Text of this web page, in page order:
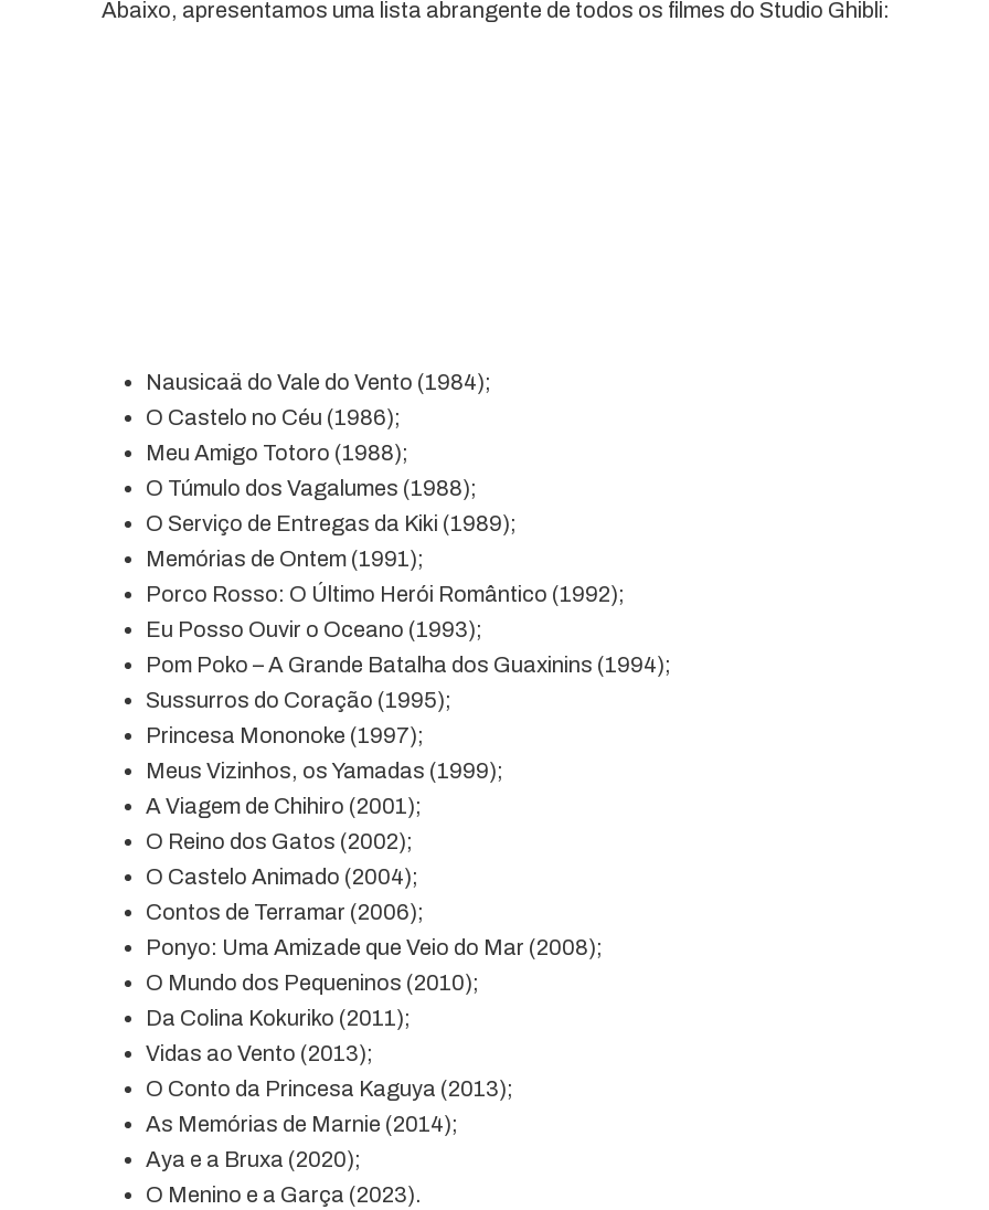
Abaixo, apresentamos uma lista abrangente de todos os filmes do Studio Ghibli:
Nausicaä do Vale do Vento (1984);
O Castelo no Céu (1986);
Meu Amigo Totoro (1988);
O Túmulo dos Vagalumes (1988);
O Serviço de Entregas da Kiki (1989);
Memórias de Ontem (1991);
Porco Rosso: O Último Herói Romântico (1992);
Eu Posso Ouvir o Oceano (1993);
Pom Poko – A Grande Batalha dos Guaxinins (1994);
Sussurros do Coração (1995);
Princesa Mononoke (1997);
Meus Vizinhos, os Yamadas (1999);
A Viagem de Chihiro (2001);
O Reino dos Gatos (2002);
O Castelo Animado (2004);
Contos de Terramar (2006);
Ponyo: Uma Amizade que Veio do Mar (2008);
O Mundo dos Pequeninos (2010);
Da Colina Kokuriko (2011);
Vidas ao Vento (2013);
O Conto da Princesa Kaguya (2013);
As Memórias de Marnie (2014);
Aya e a Bruxa (2020);
O Menino e a Garça (2023).